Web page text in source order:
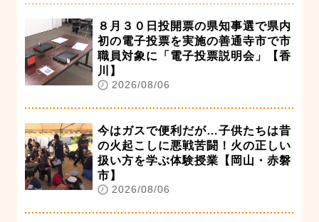
８月３０日投開票の県知事選で県内
初の電子投票を実施の善通寺市で市
職員対象に「電子投票説明会」【香
川】
2026/08/06
今はガスで便利だが…子供たちは昔
の火起こしに悪戦苦闘！火の正しい
扱い方を学ぶ体験授業【岡山・赤磐
市】
2026/08/06